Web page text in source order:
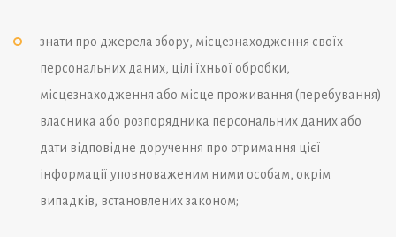
знати про джерела збору, місцезнаходження своїх
персональних даних, цілі їхньої обробки,
місцезнаходження або місце проживання (перебування)
власника або розпорядника персональних даних або
дати відповідне доручення про отримання цієї
інформації уповноваженим ними особам, окрім
випадків, встановлених законом;